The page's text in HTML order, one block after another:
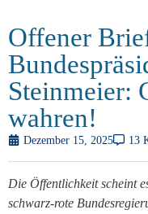
Offener
Steinmeier:
wahren!
Dezember 15, 2025 13
Die Öffentlichkeit scheint
schwarz-rote